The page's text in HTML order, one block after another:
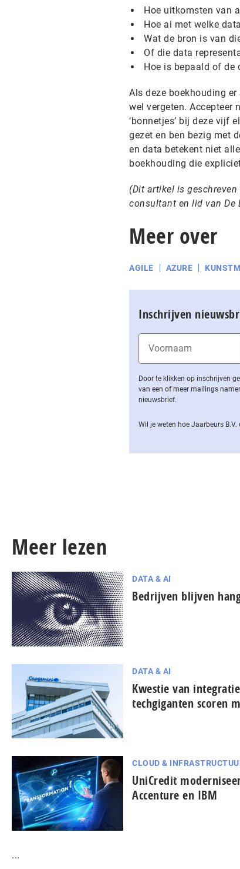
Hoe uitkomsten van
Hoe ai met welke
Wat de bron is van
Of die data
Hoe is bepaald of de
Als deze boekhouding
wel vergeten. Accepteer
‘bonnetjes’ bij deze vijf
gezet en ben bezig met
en data betekent niet
boekhouding die
(Dit artikel is
consultant en lid van De
Meer over
AGILE AZURE
Inschrijven
Door te klikken op inschrijven
van een of meer mailings
nieuwsbrief.
Wil je weten hoe Jaarbeurs
Meer lezen
DATA & AI
Bedrijven blijven
DATA & AI
Kwestie van
techgiganten scoren
CLOUD &
UniCredit
Accenture en IBM
...